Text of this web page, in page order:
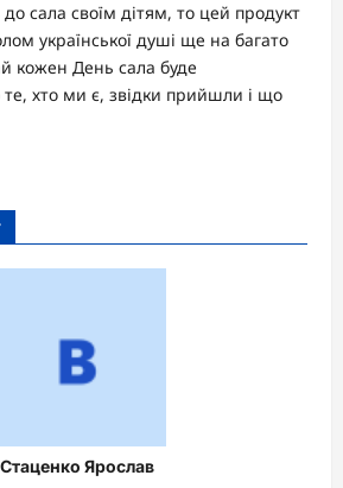
сала своїм дітям, то цей продукт
української душі ще на багато
кожен День сала буде
хто ми є, звідки прийшли і що
Стаценко Ярослав